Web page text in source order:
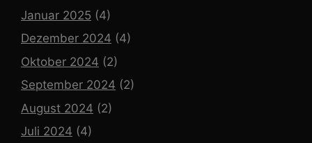
Januar 2025 (4)
Dezember 2024 (4)
Oktober 2024 (2)
September 2024 (2)
August 2024 (2)
Juli 2024 (4)